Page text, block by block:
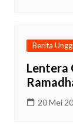
Berita
Lentera
20 Mei